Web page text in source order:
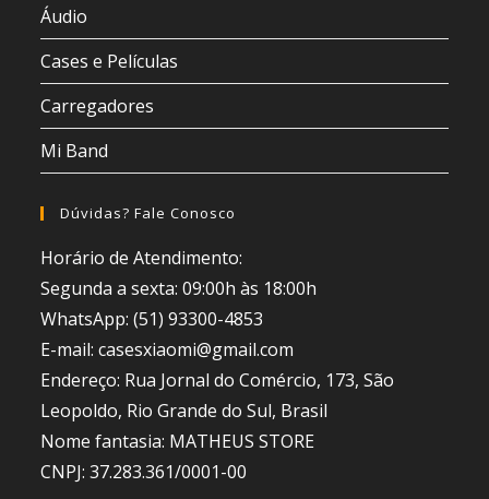
Áudio
Cases e Películas
Carregadores
Mi Band
Dúvidas? Fale Conosco
Horário de Atendimento:
Segunda a sexta: 09:00h às 18:00h
WhatsApp: (51) 93300-4853
E-mail: casesxiaomi@gmail.com
Endereço: Rua Jornal do Comércio, 173, São
Leopoldo, Rio Grande do Sul, Brasil
Nome fantasia: MATHEUS STORE
CNPJ: 37.283.361/0001-00